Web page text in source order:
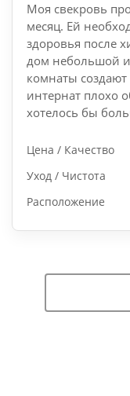
Моя свекровь
месяц. Ей
здоровья после
дом небольшой
комнаты
интернат плохо
хотелось бы
Цена / Качество
Уход / Чистота
Расположение